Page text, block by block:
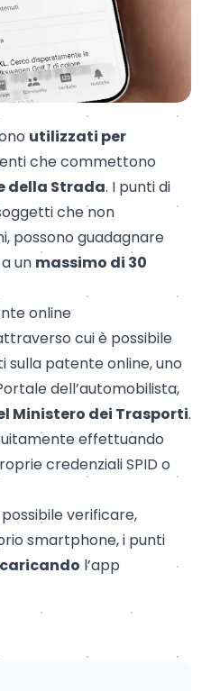
utilizzati per
che commettono
della Strada. I punti di
che non
possono guadagnare
un massimo di 30
online
cui è possibile
patente online, uno
dell’automobilista,
Ministero dei Trasporti.
effettuando
credenziali SPID o
verificare,
smartphone, i punti
l’app